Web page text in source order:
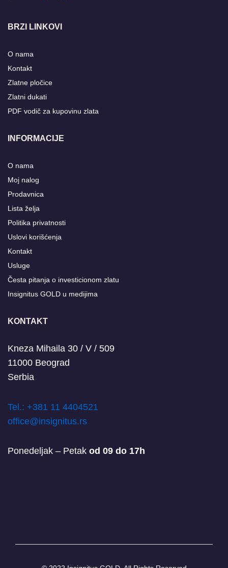
BRZI LINKOVI
O nama
Kontakt
Zlatne pločice
Zlatni dukati
PDF vodič za kupovinu zlata
INFORMACIJE
O nama
Moj nalog
Prodavnica
Lista želja
Politika privatnosti
Uslovi korišćenja
Kontakt
Usluge
Česta pitanja o investicionom zlatu
Insignitus GOLD u medijima
KONTAKT
Kneza Mihaila 30 / V / 509
11000 Beograd
Serbia
Tel.: +381 11 4404521
office@insignitus.rs
Ponedeljak – Petak od 09 do 17h